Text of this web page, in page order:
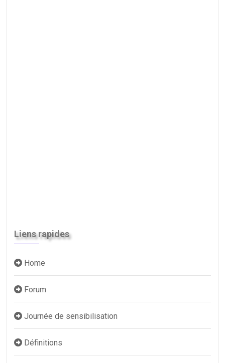
Liens rapides
Home
Forum
Journée de sensibilisation
Définitions